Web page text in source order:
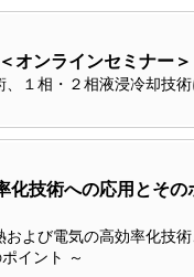
オンラインセミナー＞
１相・２相液浸冷却技
化技術への応用とそ
よび電気の高効率化技
イント ～